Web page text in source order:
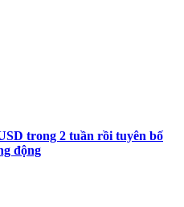
trong 2 tuần rồi tuyên bố
động